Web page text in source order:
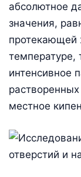
абсолютное
значения,
протекающей
температуре,
интенсивное
местное